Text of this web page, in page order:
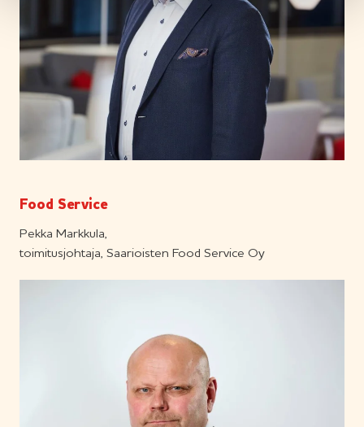
Food Service
Pekka Markkula,
toimitusjohtaja, Saarioisten Food Service Oy